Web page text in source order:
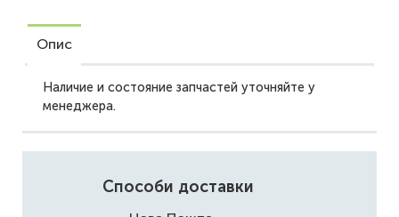
Опис
Наличие и состояние запчастей уточняйте у
менеджера.
Способи доставки